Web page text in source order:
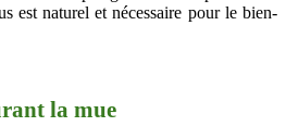
est naturel et nécessaire pour le bien-
la mue